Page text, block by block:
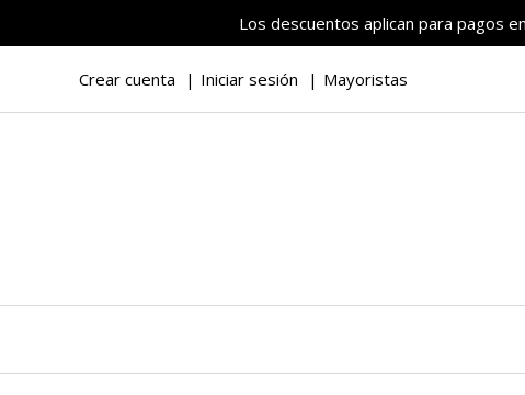
Los descuentos aplican para pagos
Crear cuenta Iniciar sesión Mayoristas